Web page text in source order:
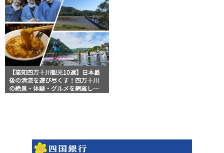
【高知四万十川観光10選】日本最
後の清流を遊び尽くす！四万十川
の絶景・体験・グルメを網羅した